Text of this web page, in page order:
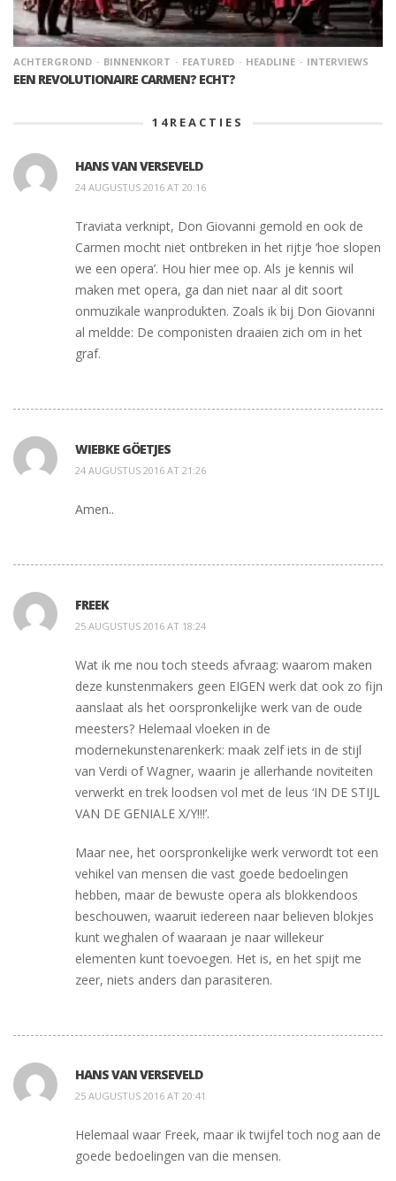
ACHTERGROND BINNENKORT FEATURED HEADLINE INTERVIEWS
EEN REVOLUTIONAIRE CARMEN? ECHT?
14REACTIES
HANS VAN VERSEVELD
24 AUGUSTUS 2016 AT 20:16
Traviata verknipt, Don Giovanni gemold en ook de
Carmen mocht niet ontbreken in het rijtje ‘hoe slopen
we een opera’. Hou hier mee op. Als je kennis wil
maken met opera, ga dan niet naar al dit soort
onmuzikale wanprodukten. Zoals ik bij Don Giovanni
al meldde: De componisten draaien zich om in het
graf.
WIEBKE GÖETJES
24 AUGUSTUS 2016 AT 21:26
Amen..
FREEK
25 AUGUSTUS 2016 AT 18:24
Wat ik me nou toch steeds afvraag: waarom maken
deze kunstenmakers geen EIGEN werk dat ook zo fijn
aanslaat als het oorspronkelijke werk van de oude
meesters? Helemaal vloeken in de
modernekunstenarenkerk: maak zelf iets in de stijl
van Verdi of Wagner, waarin je allerhande noviteiten
verwerkt en trek loodsen vol met de leus ‘IN DE STIJL
VAN DE GENIALE X/Y!!!’.
Maar nee, het oorspronkelijke werk verwordt tot een
vehikel van mensen die vast goede bedoelingen
hebben, maar de bewuste opera als blokkendoos
beschouwen, waaruit iedereen naar believen blokjes
kunt weghalen of waaraan je naar willekeur
elementen kunt toevoegen. Het is, en het spijt me
zeer, niets anders dan parasiteren.
HANS VAN VERSEVELD
25 AUGUSTUS 2016 AT 20:41
Helemaal waar Freek, maar ik twijfel toch nog aan de
goede bedoelingen van die mensen.